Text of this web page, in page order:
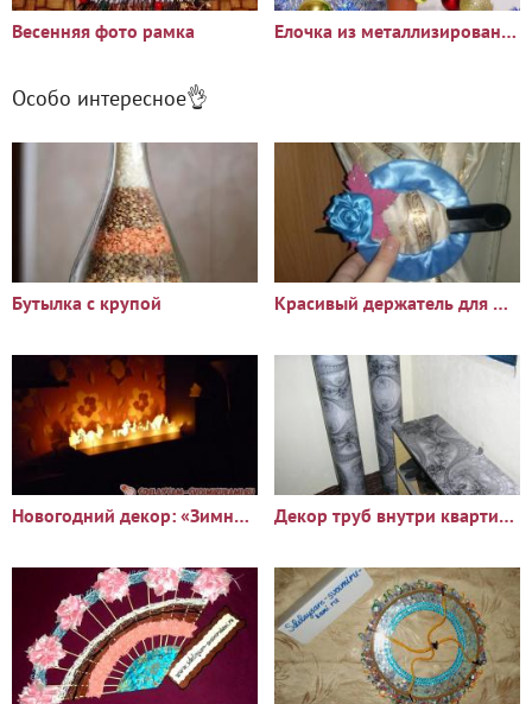
Весенняя фото рамка Елочка из металлизированной крепированной бумаги
Особо интересное👌
Бутылка с крупой Красивый держатель для штор
Новогодний декор: «Зимняя сказка». Декор труб внутри квартиры